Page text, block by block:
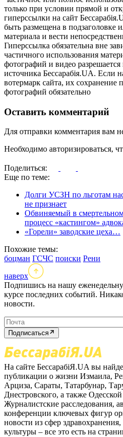
только при условии прямой и
гиперссылки на сайт
быть размещена в подзаголовке
материала и вести
Гиперссылка обязательна вне
частичного использования
фотографий и видео
источника Бессарабія.UA. Если
вотермарк сайта, их сохранение
фотографий обязательно
Оставить комментарий
Для отправки комментария вам
Необходимо авторизироваться,
Поделиться:
Еще по теме:
Долги УСЗН по льготам
не признает
Обвиняемый в
процесс «кастингом»
«Горели» заводские цеха…
Похожие темы:
боцман ГСЧС поиски Рени
наверх
Подпишись на нашу
курсе последних событий.
новости.
Подписаться
На сайте БессарабіЯ.UA вы
публикации о жизни Измаила,
Арциза, Сараты, Татарбунар,
Днестровского, а также
Журналистские расследования,
конференции ключевых фигур
новости из сфер
культуры – все это есть на